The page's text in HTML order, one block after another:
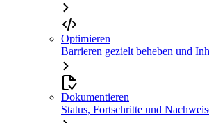
Optimieren
Barrieren gezielt beheben und
Dokumentieren
Status, Fortschritte und